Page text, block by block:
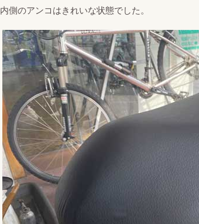
内側のアンコはきれいな状態でした。